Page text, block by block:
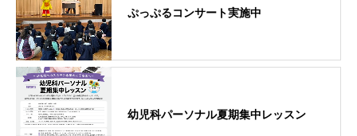
ぷっぷるコンサート実施中
幼児科パーソナル夏期集中レッスン